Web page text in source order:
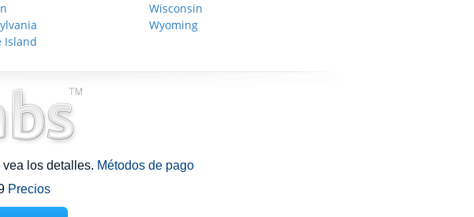
Island
Wisconsin
Wyoming
los detalles. Métodos de pago
Precios